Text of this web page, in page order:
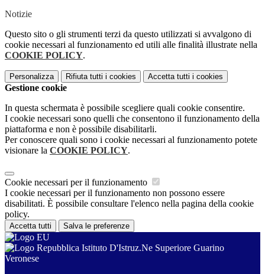
Notizie
Questo sito o gli strumenti terzi da questo utilizzati si avvalgono di
cookie necessari al funzionamento ed utili alle finalità illustrate nella
COOKIE POLICY.
Personalizza Rifiuta tutti i cookies Accetta tutti i cookies
Gestione cookie
In questa schermata è possibile scegliere quali cookie consentire.
I cookie necessari sono quelli che consentono il funzionamento della
piattaforma e non è possibile disabilitarli.
Per conoscere quali sono i cookie necessari al funzionamento potete
visionare la COOKIE POLICY.
Cookie necessari per il funzionamento
I cookie necessari per il funzionamento non possono essere
disabilitati. È possibile consultare l'elenco nella pagina della cookie
policy.
Accetta tutti Salva le preferenze
Istituto D'Istruz.Ne Superiore Guarino
Veronese